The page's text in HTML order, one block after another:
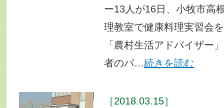
ー13人が16日、小牧市高
理教室で健康料理実習
「農村生活アドバイザー
者のパ…続きを読む
［2018.03.15］